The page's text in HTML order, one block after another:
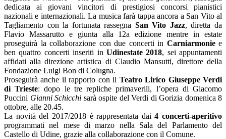
dedicata ai giovani vincitori di prestigiosi concorsi pianistici
nazionali e internazionali. La musica farà tappa ancora a San Vito al
Tagliamento con la fortunata rassegna San Vito Jazz, diretta da
Flavio Massarutto e giunta alla 12a edizione mentre in estate
proseguirà la collaborazione con due concerti in Carniarmoniee
ben quattro concerti inseriti in Udinestate 2018, sei appuntamenti
affidati alla direzione artistica di Claudio Mansutti, direttore della
Fondazione Luigi Bon di Colugna.
Proseguirà anche il rapporto con il Teatro Lirico Giuseppe Verdi
di Trieste: dopo le tre repliche primaverili, l’opera di Giacomo
Puccini Gianni Schicchi sarà ospite del Verdi di Gorizia domenica 8
ottobre, alle 20.45.
La novità del 2017/2018 è rappresentata dai4 concerti-aperitivo
programmati nel mese di marzo nella Sala del Parlamento del
Castello di Udine, grazie alla collaborazione con il Comune.